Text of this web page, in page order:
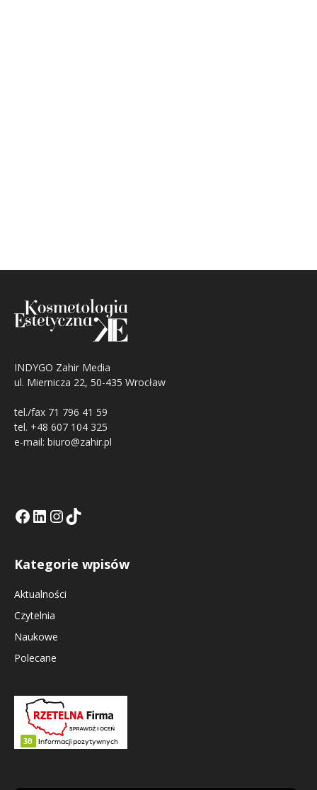
INDYGO Zahir Media
ul. Miernicza 22, 50-435 Wrocław
tel./fax 71 796 41 59
tel. +48 607 104 325
e-mail: biuro@zahir.pl
Facebook
LinkedIn
Tik Tok KEInstagramm KE
Kategorie wpisów
Aktualności
Czytelnia
Naukowe
Polecane